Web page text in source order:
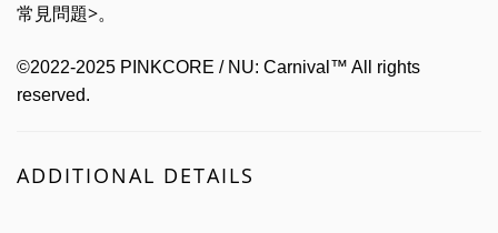
常見問題>。
©2022-2025 PINKCORE / NU: Carnival™ All rights
reserved.
ADDITIONAL DETAILS